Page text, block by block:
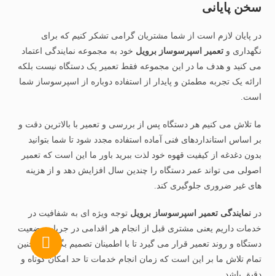
سخن پایانی
در پایان لازم است از شما مشتریان گرامی تشکر کنیم که برای
نگهداری و تعمیر اسپرسوساز برویل خود به مجموعه نمایندگی اعتماد
می کنید و هدف ما در این مجموعه فقط تعمیر یک دستگاه نیست بلکه
ارائه یک تجربه مطمئن و پایدار از استفاده دوباره از اسپرسوساز شما
است.
ما تلاش می کنیم هر دستگاه پس از بررسی و تعمیر با بالاترین دقت و
بر اساس استانداردهای فنی آماده استفاده مجدد شود تا شما بتوانید
بدون دغدغه از کیفیت قهوه خود لذت ببرید باور ما این است که تعمیر
اصولی می تواند عمر دستگاه را چندین سال افزایش دهد و از هزینه
های غیر ضروری جلوگیری کند.
درنمایندگی تعمیر اسپرسوساز برویل توجه ویژه ای به شفافیت در
خدمات داریم یعنی مشتری قبل از انجام هر اقدامی در جریان وضعیت
دستگاه و روند تعمیر قرار می گیرد تا با اطمینان تصمیم بگیرد. همچنین
تمام تلاش ما بر این است که زمان انجام خدمات تا حد امکان کوتاه و